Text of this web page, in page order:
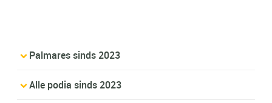
Palmares sinds 2023
Alle podia sinds 2023